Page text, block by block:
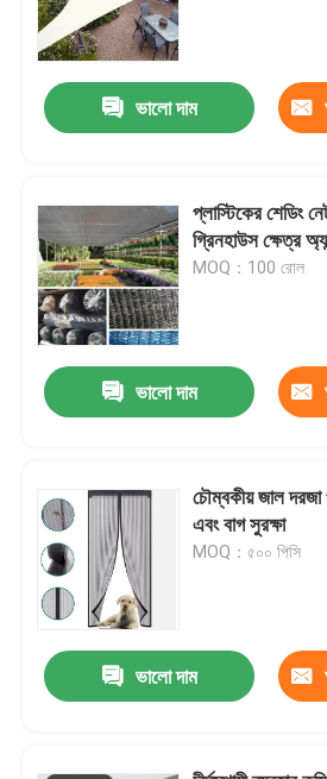
ভালো দাম
প্লাস্টিকের
গ্রিনহাউস ক্ষেত্র
MOQ：100 রোল
ভালো দাম
চৌম্বকীয় জাল দরজা
এবং বাগ সুরক্ষা
MOQ：৫০০ পিসি
ভালো দাম